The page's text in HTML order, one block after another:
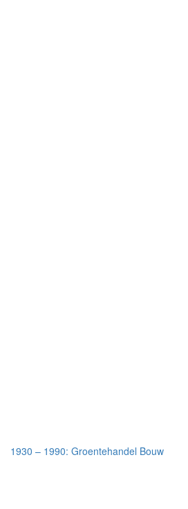
1930 – 1990: Groentehandel Bouw